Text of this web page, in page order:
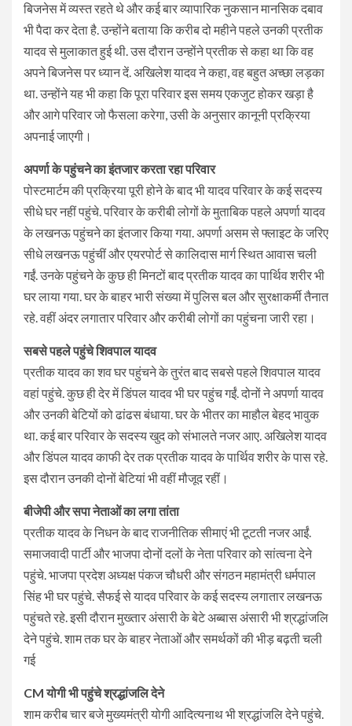
बिजनेस में व्यस्त रहते थे और कई बार व्यापारिक नुकसान मानसिक दबाव
भी पैदा कर देता है. उन्होंने बताया कि करीब दो महीने पहले उनकी प्रतीक
यादव से मुलाकात हुई थी. उस दौरान उन्होंने प्रतीक से कहा था कि वह
अपने बिजनेस पर ध्यान दें. अखिलेश यादव ने कहा, वह बहुत अच्छा लड़का
था. उन्होंने यह भी कहा कि पूरा परिवार इस समय एकजुट होकर खड़ा है
और आगे परिवार जो फैसला करेगा, उसी के अनुसार कानूनी प्रक्रिया
अपनाई जाएगी।
अपर्णा के पहुंचने का इंतजार करता रहा परिवार
पोस्टमार्टम की प्रक्रिया पूरी होने के बाद भी यादव परिवार के कई सदस्य
सीधे घर नहीं पहुंचे. परिवार के करीबी लोगों के मुताबिक पहले अपर्णा यादव
के लखनऊ पहुंचने का इंतजार किया गया. अपर्णा असम से फ्लाइट के जरिए
सीधे लखनऊ पहुंचीं और एयरपोर्ट से कालिदास मार्ग स्थित आवास चली
गईं. उनके पहुंचने के कुछ ही मिनटों बाद प्रतीक यादव का पार्थिव शरीर भी
घर लाया गया. घर के बाहर भारी संख्या में पुलिस बल और सुरक्षाकर्मी तैनात
रहे. वहीं अंदर लगातार परिवार और करीबी लोगों का पहुंचना जारी रहा।
सबसे पहले पहुंचे शिवपाल यादव
प्रतीक यादव का शव घर पहुंचने के तुरंत बाद सबसे पहले शिवपाल यादव
वहां पहुंचे. कुछ ही देर में डिंपल यादव भी घर पहुंच गईं. दोनों ने अपर्णा यादव
और उनकी बेटियों को ढांढस बंधाया. घर के भीतर का माहौल बेहद भावुक
था. कई बार परिवार के सदस्य खुद को संभालते नजर आए. अखिलेश यादव
और डिंपल यादव काफी देर तक प्रतीक यादव के पार्थिव शरीर के पास रहे.
इस दौरान उनकी दोनों बेटियां भी वहीं मौजूद रहीं।
बीजेपी और सपा नेताओं का लगा तांता
प्रतीक यादव के निधन के बाद राजनीतिक सीमाएं भी टूटती नजर आईं.
समाजवादी पार्टी और भाजपा दोनों दलों के नेता परिवार को सांत्वना देने
पहुंचे. भाजपा प्रदेश अध्यक्ष पंकज चौधरी और संगठन महामंत्री धर्मपाल
सिंह भी घर पहुंचे. सैफई से यादव परिवार के कई सदस्य लगातार लखनऊ
पहुंचते रहे. इसी दौरान मुख्तार अंसारी के बेटे अब्बास अंसारी भी श्रद्धांजलि
देने पहुंचे. शाम तक घर के बाहर नेताओं और समर्थकों की भीड़ बढ़ती चली
गई
CM योगी भी पहुंचे श्रद्धांजलि देने
शाम करीब चार बजे मुख्यमंत्री योगी आदित्यनाथ भी श्रद्धांजलि देने पहुंचे.